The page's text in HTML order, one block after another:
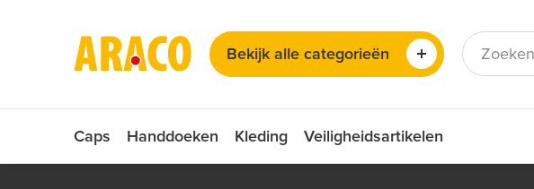
Bekijk alle categorieën
Zonnebrillen
Kies uw taal
Nederlands Duits Engels Frans
Caps Handdoeken Kleding Veiligheidsartikelen